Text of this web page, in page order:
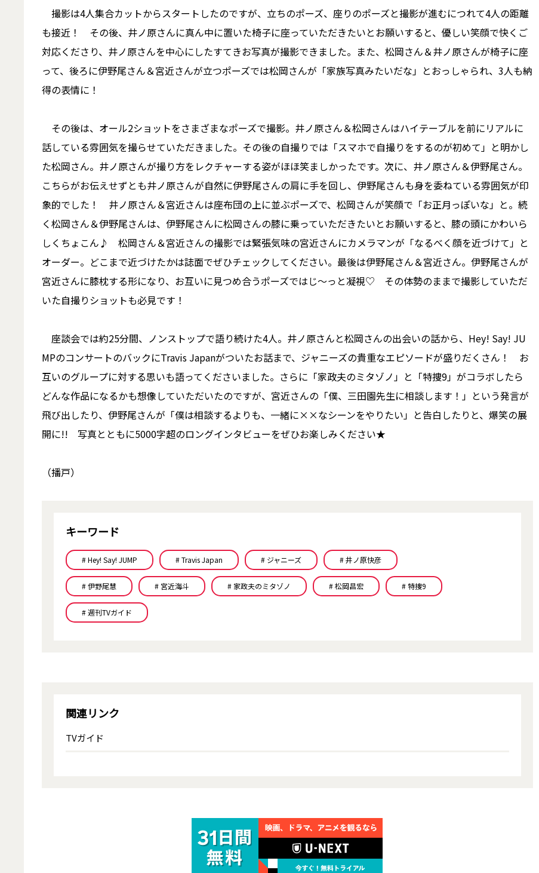
撮影は4人集合カットからスタートしたのですが、立ちのポーズ、座りのポーズと撮影が進むにつれて4人の距離
も接近！ その後、井ノ原さんに真ん中に置いた椅子に座っていただきたいとお願いすると、優しい笑顔で快くご
対応くださり、井ノ原さんを中心にしたすてきお写真が撮影できました。また、松岡さん＆井ノ原さんが椅子に座
って、後ろに伊野尾さん＆宮近さんが立つポーズでは松岡さんが「家族写真みたいだな」とおっしゃられ、3人も納
得の表情に！
その後は、オール2ショットをさまざまなポーズで撮影。井ノ原さん＆松岡さんはハイテーブルを前にリアルに
話している雰囲気を撮らせていただきました。その後の自撮りでは「スマホで自撮りをするのが初めて」と明かし
た松岡さん。井ノ原さんが撮り方をレクチャーする姿がほほ笑ましかったです。次に、井ノ原さん＆伊野尾さん。
こちらがお伝えせずとも井ノ原さんが自然に伊野尾さんの肩に手を回し、伊野尾さんも身を委ねている雰囲気が印
象的でした！ 井ノ原さん＆宮近さんは座布団の上に並ぶポーズで、松岡さんが笑顔で「お正月っぽいな」と。続
く松岡さん＆伊野尾さんは、伊野尾さんに松岡さんの膝に乗っていただきたいとお願いすると、膝の頭にかわいら
しくちょこん♪ 松岡さん＆宮近さんの撮影では緊張気味の宮近さんにカメラマンが「なるべく顔を近づけて」と
オーダー。どこまで近づけたかは誌面でぜひチェックしてください。最後は伊野尾さん＆宮近さん。伊野尾さんが
宮近さんに膝枕する形になり、お互いに見つめ合うポーズではじ～っと凝視♡︎ その体勢のままで撮影していただ
いた自撮りショットも必見です！
座談会では約25分間、ノンストップで語り続けた4人。井ノ原さんと松岡さんの出会いの話から、Hey! Say! JU
MPのコンサートのバックにTravis Japanがついたお話まで、ジャニーズの貴重なエピソードが盛りだくさん！ お
互いのグループに対する思いも語ってくださいました。さらに「家政夫のミタゾノ」と「特捜9」がコラボしたら
どんな作品になるかも想像していただいたのですが、宮近さんの「僕、三田園先生に相談します！」という発言が
飛び出したり、伊野尾さんが「僕は相談するよりも、一緒に××なシーンをやりたい」と告白したりと、爆笑の展
開に!! 写真とともに5000字超のロングインタビューをぜひお楽しみください★
（播戸）
キーワード
# Hey! Say! JUMP # Travis Japan # ジャニーズ # 井ノ原快彦
# 伊野尾慧 # 宮近海斗 # 家政夫のミタゾノ # 松岡昌宏 # 特捜9
# 週刊TVガイド
関連リンク
TVガイド